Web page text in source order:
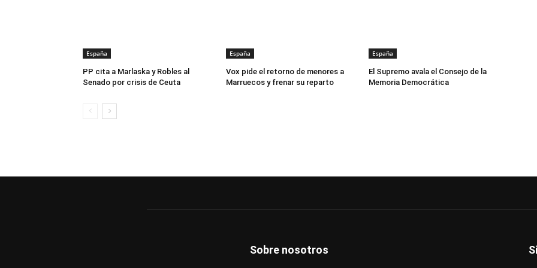
España
PP cita a Marlaska y Robles al
Senado por crisis de Ceuta
España
Vox pide el retorno de menores a
Marruecos y frenar su reparto
España
El Supremo avala el Consejo de la
Memoria Democrática
Sobre nosotros